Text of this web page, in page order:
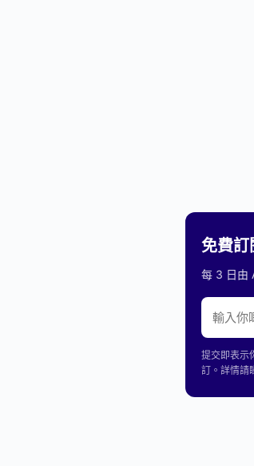
免費
每 3 日由
提交即表示
訂。詳情請